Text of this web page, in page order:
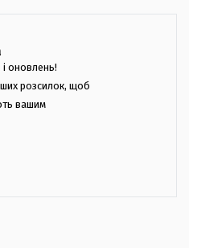
і оновлень!
розсилок, щоб
вашим